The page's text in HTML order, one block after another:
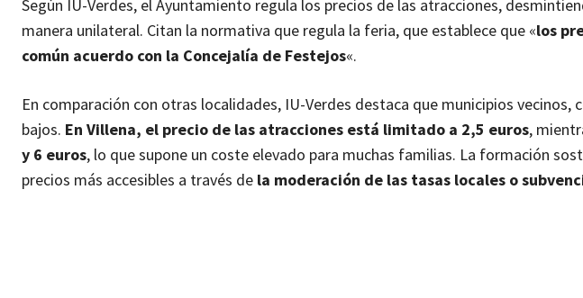
Según IU-Verdes, el Ayuntamiento regula los precios de las atracciones,
manera unilateral. Citan la normativa que regula la feria, que establece que «los
común acuerdo con la Concejalía de Festejos«.
En comparación con otras localidades, IU-Verdes destaca que municipios vecinos,
bajos. En Villena, el precio de las atracciones está limitado a 2,5 euros,
y 6 euros, lo que supone un coste elevado para muchas familias. La formación
precios más accesibles a través de la moderación de las tasas locales o